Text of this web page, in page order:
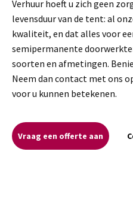
Verhuur hoeft u zich geen
levensduur van de tent: al
kwaliteit, en dat alles voor
semipermanente
soorten en afmetingen.
Neem dan contact met ons
voor u kunnen betekenen.
Vraag een offerte aan